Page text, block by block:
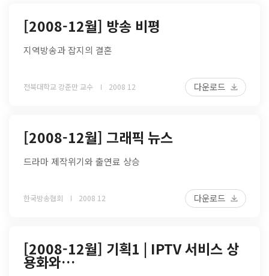
[2008-12월] 방송 비평
지역방송과 잡지의 결혼
전북대학교 강준만 교수 2008 12 다운로드
[2008-12월] 그래픽 뉴스
드라마 제작위기와 출연료 상승
한국방송협회 2008 12 다운로드
[2008-12월] 기획1 | IPTV 서비스 상
용화와…